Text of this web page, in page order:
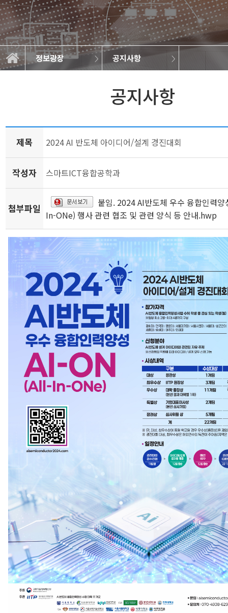
정보광장 공지사항
학과소개
교과과정
학사정보
대학원
정보광장
공지사항
학과뉴스
취업정보
졸업작품
공지사항
제목 2024 AI 반도체 아이디어/설계 경진대회
작성자 스마트ICT융합공학과
첨부파일
붙임. 2024 AI반도체 우수 융합인력
In-ONe) 행사 관련 협조 및 관련 양식 등 안내.hwp